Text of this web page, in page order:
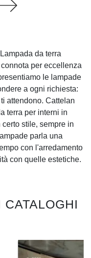
da terra
per eccellenza
le lampade
a ogni richiesta:
attendono. Cattelan
terra per interni in
stile, sempre in
parla una
con l'arredamento
con quelle estetiche.